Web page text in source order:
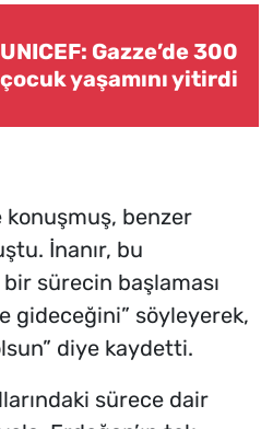
UNICEF: Gazze’de 300
çocuk yaşamını yitirdi
konuşmuş, benzer
İnanır, bu
sürecin başlaması
gideceğini” söyleyerek,
diye kaydetti.
sürece dair